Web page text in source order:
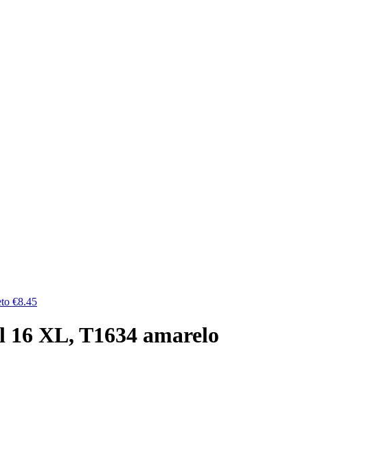
€8.45
XL, T1634 amarelo